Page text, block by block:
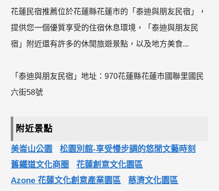
花蓮民宿推薦位於花蓮縣花蓮市的「泰迪與朋友民宿」，
提供您一個優質享受的住宿休息環境，「泰迪與朋友民
宿」附近還有許多的休閒旅遊景點，以及地方美食...
「泰迪與朋友民宿」地址：970花蓮縣花蓮市國聯里國民
六街58號
附近景點
美崙山公園
松園別館-享受慢步調的悠閒文藝時刻
舊鐵道文化商圈
花蓮創意文化園區
Azone 花蓮文化創意產業園區
慈濟文化園區